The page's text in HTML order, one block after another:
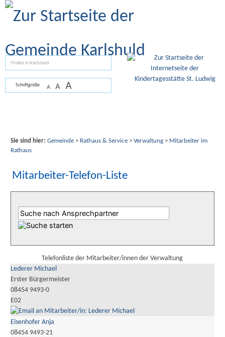
Zum Inhalt
Schriftgröße A A A
Sie sind hier: Gemeinde> Rathaus & Service> Verwaltung> Mitarbeiter im
Rathaus
Mitarbeiter-Telefon-Liste
Telefonliste der Mitarbeiter/innen der Verwaltung
Lederer Michael
Erster Bürgermeister
08454 9493-0
E02
Eisenhofer Anja
08454 9493-21